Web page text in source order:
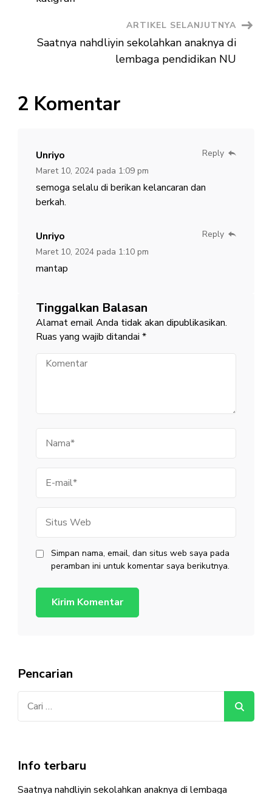
ARTIKEL SELANJUTNYA
Saatnya nahdliyin sekolahkan anaknya di
lembaga pendidikan NU
2 Komentar
Unriyo
Maret 10, 2024 pada 1:09 pm
semoga selalu di berikan kelancaran dan
berkah.
Reply
Unriyo
Maret 10, 2024 pada 1:10 pm
mantap
Reply
Tinggalkan Balasan
Alamat email Anda tidak akan dipublikasikan.
Ruas yang wajib ditandai *
Komentar
mail
Web
Simpan nama, email, dan situs web saya pada
peramban ini untuk komentar saya berikutnya.
Pencarian
Info terbaru
Saatnya nahdliyin sekolahkan anaknya di lembaga